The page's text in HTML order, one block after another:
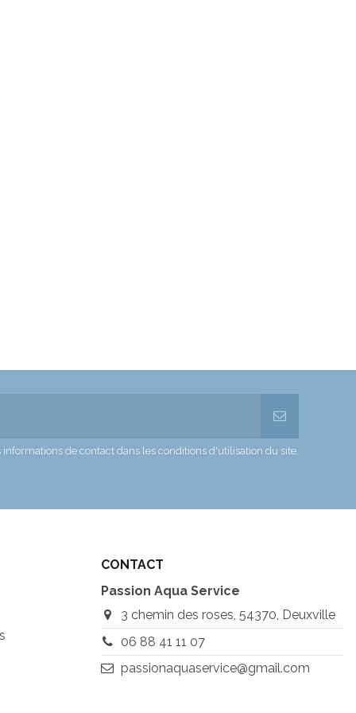
de contact dans les conditions d'utilisation du site.
CONTACT
Passion Aqua Service
3 chemin des roses, 54370, Deuxville
06 88 41 11 07
passionaquaservice@gmail.com